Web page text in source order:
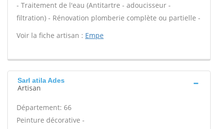
- Traitement de l'eau (Antitartre - adoucisseur -
filtration) - Rénovation plomberie complète ou partielle -
Voir la fiche artisan : Empe
Sarl atila Ades
Artisan
Département: 66
Peinture décorative -